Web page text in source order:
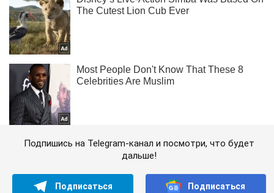
Подпишись на Telegram-канал и посмотри, что будет
дальше!
Подписаться Подписаться